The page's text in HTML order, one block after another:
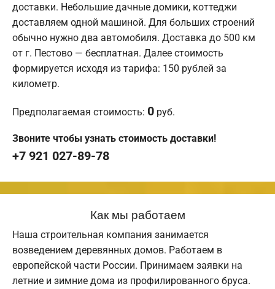
доставки. Небольшие дачные домики, коттеджи
доставляем одной машиной. Для больших строений
обычно нужно два автомобиля. Доставка до 500 км
от г. Пестово — бесплатная. Далее стоимость
формируется исходя из тарифа: 150 рублей за
километр.
Предполагаемая стоимость: 0 руб.
Звоните чтобы узнать стоимость доставки!
+7 921 027-89-78
Как мы работаем
Наша строительная компания занимается
возведением деревянных домов. Работаем в
европейской части России. Принимаем заявки на
летние и зимние дома из профилированного бруса.